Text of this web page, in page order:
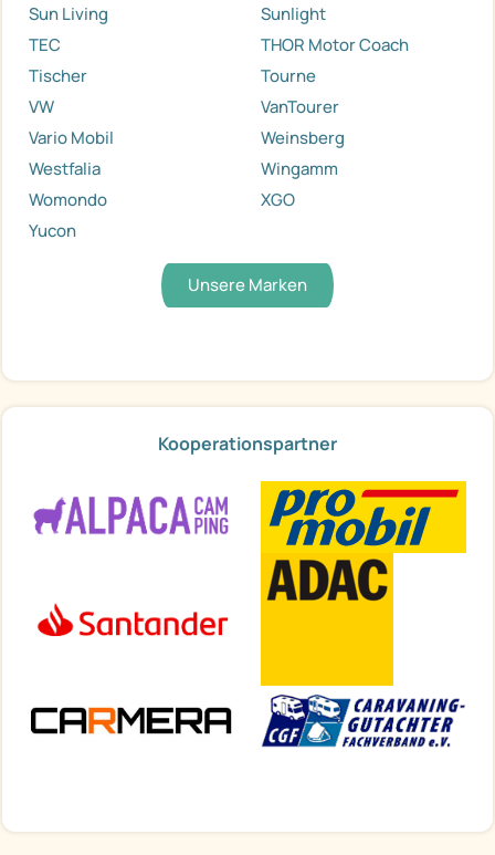
Sun Living
Sunlight
TEC
THOR Motor Coach
Tischer
Tourne
VW
VanTourer
Vario Mobil
Weinsberg
Westfalia
Wingamm
Womondo
XGO
Yucon
Unsere Marken
Kooperationspartner